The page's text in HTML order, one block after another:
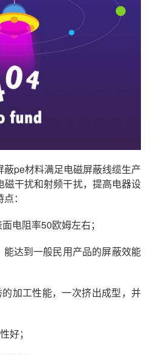
pe材料满足电磁屏蔽线缆生产
磁干扰和射频干扰，提高电器设
：
电阻率50欧姆左右；
达到一般民用产品的屏蔽效能
加工性能，一次挤出成型，并
好；